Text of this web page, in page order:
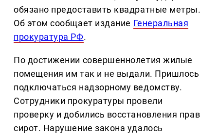
обязано предоставить квадратные метры.
Об этом сообщает издание Генеральная
прокуратура РФ.
По достижении совершеннолетия жилые
помещения им так и не выдали. Пришлось
подключаться надзорному ведомству.
Сотрудники прокуратуры провели
проверку и добились восстановления прав
сирот. Нарушение закона удалось